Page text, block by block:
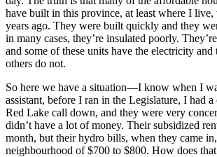
have built in this province, at least where I
years ago. They were built quickly and they
in many cases, they’re insulated poorly.
and some of these units have the electricity and
others do not.
So here we have a situation—I know when I
assistant, before I ran in the Legislature, I had
Red Lake call down, and they were very
didn’t have a lot of money. Their subsidized
month, but their hydro bills, when they came
neighbourhood of $700 to $800. How does that